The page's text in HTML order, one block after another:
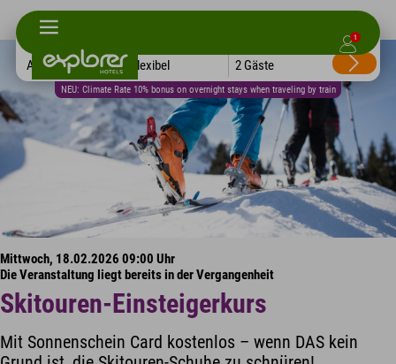
1
NEU: Climate Rate 10% bonus on overnight stays when traveling by train
Alle Hotels Flexibel 2 Gäste
Mittwoch, 18.02.2026 09:00 Uhr
Die Veranstaltung liegt bereits in der Vergangenheit
Skitouren-Einsteigerkurs
Mit Sonnenschein Card kostenlos – wenn DAS kein